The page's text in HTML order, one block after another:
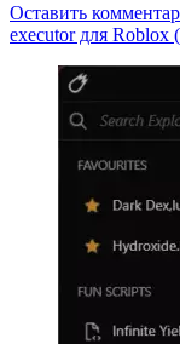
Оставить
executor для